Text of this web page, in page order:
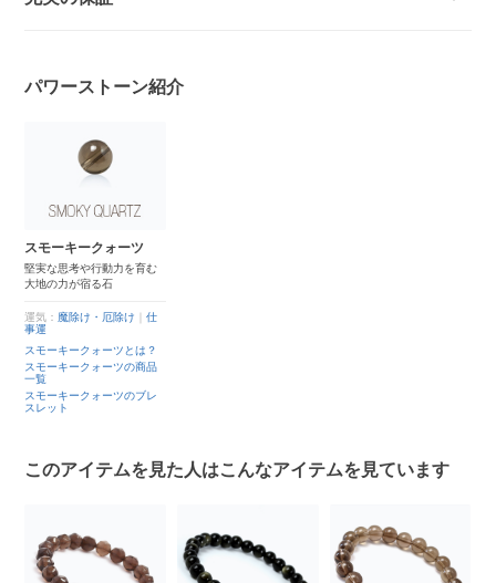
パワーストーン紹介
スモーキークォーツ
堅実な思考や行動力を育む
大地の力が宿る石
運気： 魔除け・厄除け ｜仕
事運
スモーキークォーツとは？
スモーキークォーツの商品
一覧
スモーキークォーツのブレ
スレット
このアイテムを見た人はこんなアイテムを見ています